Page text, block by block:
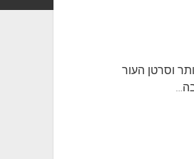
וסרטן העור